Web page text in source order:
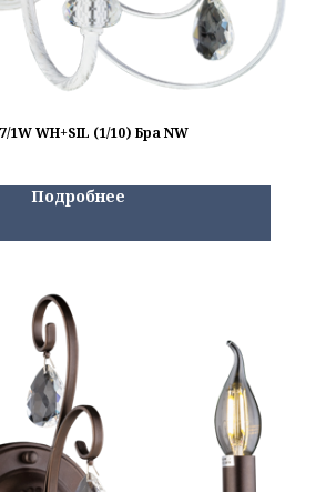
1W WH+SIL (1/10) Бра NW
Подробнее